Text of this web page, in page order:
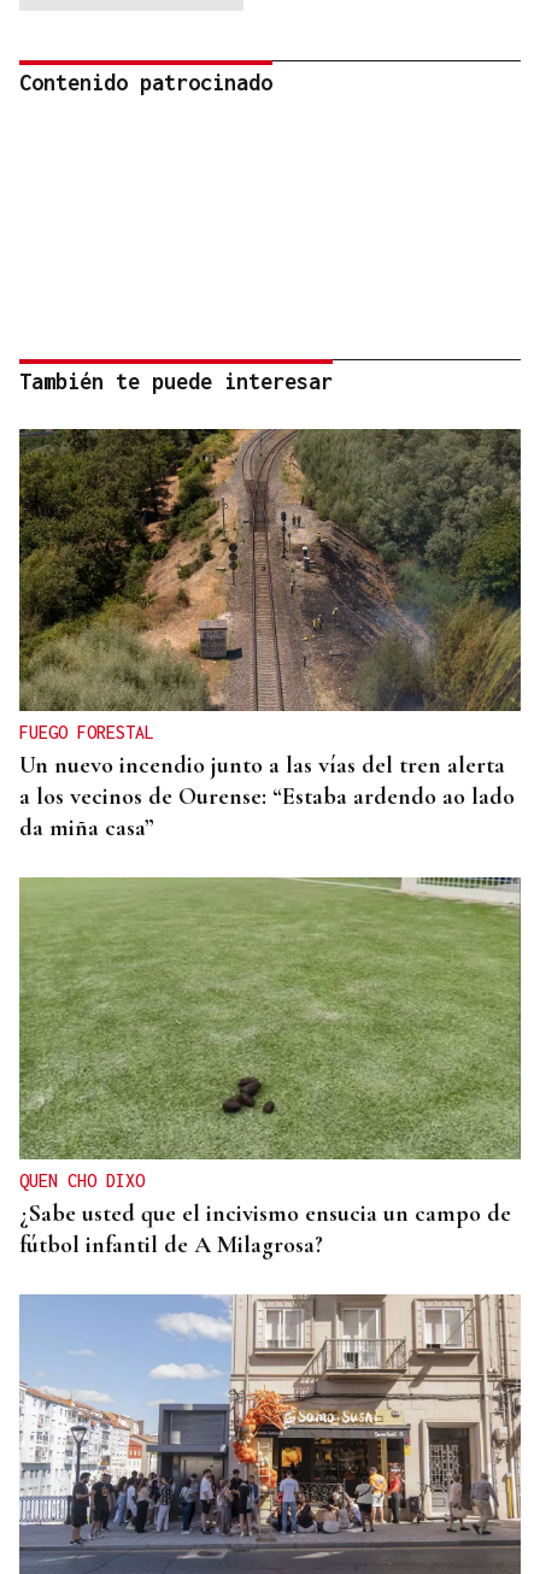
Contenido patrocinado
También te puede interesar
FUEGO FORESTAL
Un nuevo incendio junto a las vías del tren alerta
a los vecinos de Ourense: “Estaba ardendo ao lado
da miña casa”
QUEN CHO DIXO
¿Sabe usted que el incivismo ensucia un campo de
fútbol infantil de A Milagrosa?